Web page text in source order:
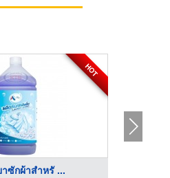
HOT
ซักผ้าสำหรั ...